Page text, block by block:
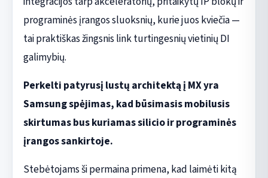
programinės įrangos sluoksnių, kurie juos kviečia —
tai praktiškas žingsnis link turtingesnių vietinių DI
galimybių.
Perkelti patyrusį lustų architektą į MX yra
Samsung spėjimas, kad būsimasis mobilusis
skirtumas bus kuriamas silicio ir programinės
įrangos sankirtoje.
Stebėtojams ši permaina primena, kad laimėti kitą